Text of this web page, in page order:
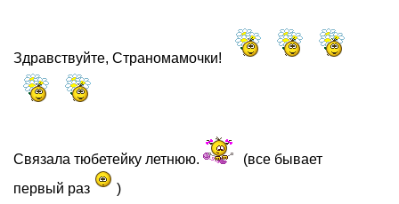
Здравствуйте, Страномамочки!
Связала тюбетейку летнюю.
(все бывает
первый раз
)